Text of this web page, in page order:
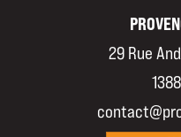
29 Rue